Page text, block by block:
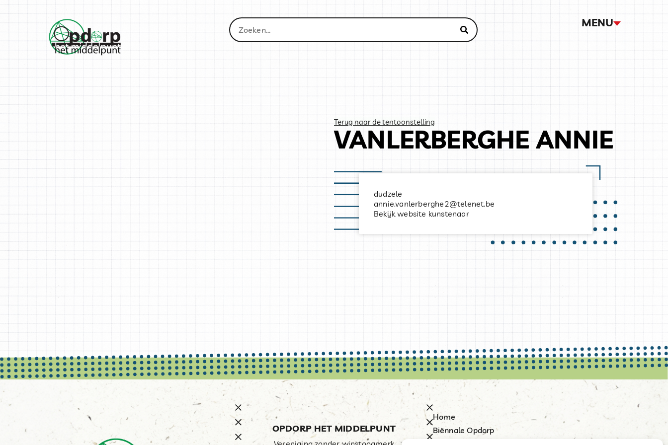
MENU
Terug naar de tentoonstelling
VANLERBERGHE ANNIE
dudzele
annie.vanlerberghe2@telenet.be
Bekijk website kunstenaar
OPDORP HET MIDDELPUNT
Home
Biënnale Opdorp